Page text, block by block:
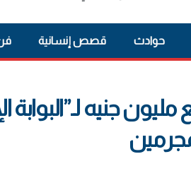
حوادث قصص إنسانية
جنيه لـ”البوابة